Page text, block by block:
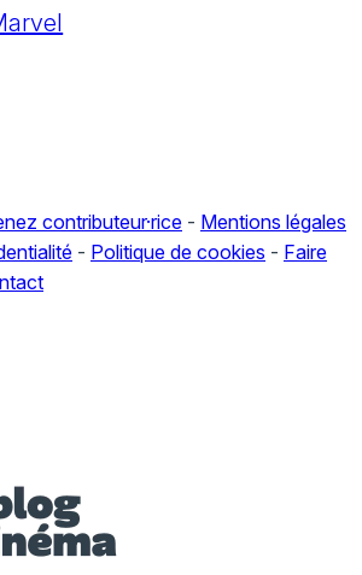
contributeur·rice - Mentions légales
- Politique de cookies - Faire